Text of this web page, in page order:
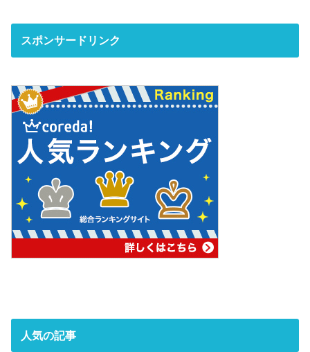
スポンサードリンク
人気の記事